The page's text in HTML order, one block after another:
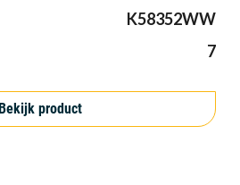
K58352WW
7
Bekijk product